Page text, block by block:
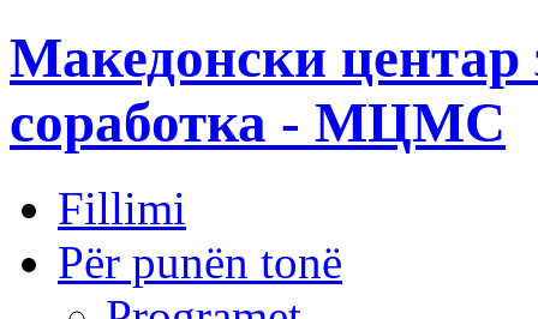
Македонски центар
соработка - МЦМС
Fillimi
Për punën tonë